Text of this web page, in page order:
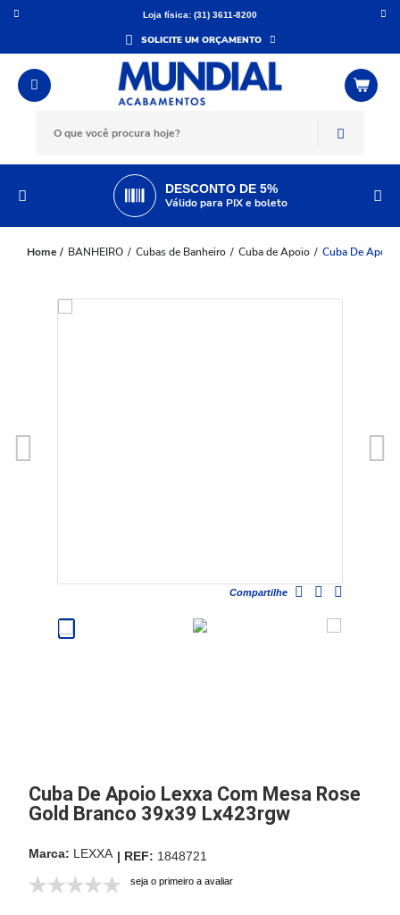
Loja física: (31) 3611-8200
SOLICITE UM ORÇAMENTO
DESCONTO DE 5%
Válido para PIX e boleto
BANHEIRO Cubas de Banheiro Cuba de Apoio Cuba De Apoio
Compartilhe
Cuba De Apoio Lexxa Com Mesa Rose
Gold Branco 39x39 Lx423rgw
LEXXA 1848721
seja o primeiro a avaliar